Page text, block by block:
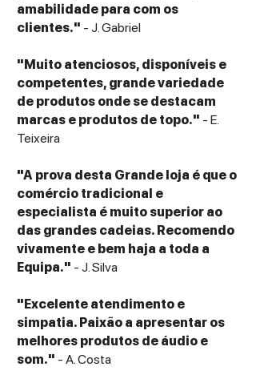
amabilidade para com os
clientes." - J. Gabriel
"Muito atenciosos, disponíveis e
competentes, grande variedade
de produtos onde se destacam
marcas e produtos de topo." - E.
Teixeira
"A prova desta Grande loja é que o
comércio tradicional e
especialista é muito superior ao
das grandes cadeias. Recomendo
vivamente e bem haja a toda a
Equipa." - J. Silva
"Excelente atendimento e
simpatia. Paixão a apresentar os
melhores produtos de áudio e
som." - A. Costa